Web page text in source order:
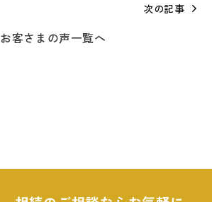
次の記事
お客さまの声一覧へ